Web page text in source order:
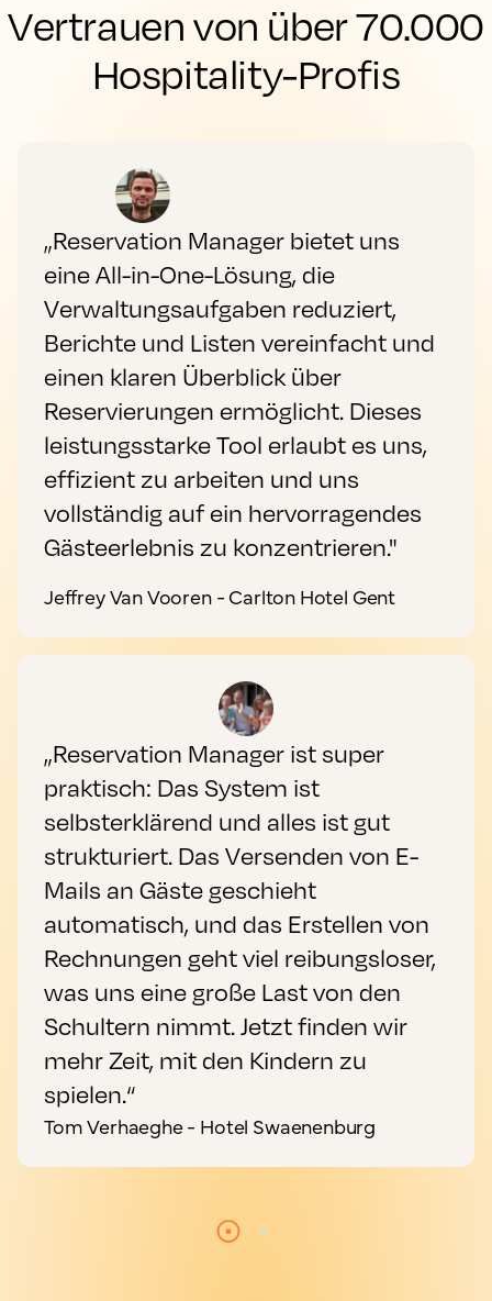
Vertrauen von über 70.000
Hospitality-Profis
„Reservation Manager bietet uns
eine All-in-One-Lösung, die
Verwaltungsaufgaben reduziert,
Berichte und Listen vereinfacht und
einen klaren Überblick über
Reservierungen ermöglicht. Dieses
leistungsstarke Tool erlaubt es uns,
effizient zu arbeiten und uns
vollständig auf ein hervorragendes
Gästeerlebnis zu konzentrieren."
Jeffrey Van Vooren - Carlton Hotel Gent
„Reservation Manager ist super
praktisch: Das System ist
selbsterklärend und alles ist gut
strukturiert. Das Versenden von E-
Mails an Gäste geschieht
automatisch, und das Erstellen von
Rechnungen geht viel reibungsloser,
was uns eine große Last von den
Schultern nimmt. Jetzt finden wir
mehr Zeit, mit den Kindern zu
spielen.“
Tom Verhaeghe - Hotel Swaenenburg